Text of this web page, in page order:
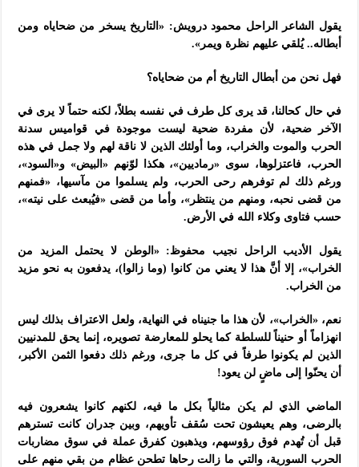
يقول الشاعر الراحل محمود درويش: «التاريخ يسخر من ضحاياه ومن
أبطاله.. يُلقي عليهم نظرة ويمر».
فهل نحن من أبطال التاريخ أم من ضحاياه؟
في حال كحالنا، قد يرى كل طرف في نفسه بطلاً، لكنه حتماً لا يرى في
الآخر ضحية، لأن مفردة ضحية ليست موجودة في قواميس سدنة
الحرب والموت والخراب، وما أولئك الذين لا ناقة لهم ولا جمل في هذه
الحرب، فاعتزلوها، سوى «رماديين»، هكذا لوّنهم «البيض» و«السود»،
ورغم ذلك لم توفرهم رحى الحرب، ولم يسلموا من مآسيها، «فمنهم
من قضى نحبه، ومنهم من ينتظر»، وأما من قضى «فيُبعث على نيته»،
حسب فتاوى وكلاء الله في الأرض.
يقول الأديب الراحل نجيب محفوظ: «الوطن لا يحتمل المزيد من
الخراب»، إلا أنَّ هذا لا يعني من كانوا (وما زالوا)، يدفعون به نحو مزيد
من الخراب.
نعم، «الخراب»، لأن هذا ما جنيناه في النهاية، ولعل الاعتراف بذلك ليس
انهزاماً أو حنيناً للسلطة كما يحلو للمعارضة تصويره، إنما يحق للمدنيين
الذين لم يكونوا طرفاً في كل ما جرى، ورغم ذلك دفعوا الثمن الأكبر،
أن يحنّوا إلى ماضٍ لن يعود!
الماضي الذي لم يكن مثالياً بكل ما فيه، لكنهم كانوا يشعرون فيه
بالرضى، وهم يعيشون تحت سُقف تأويهم، وبين جدران كانت تسترهم
قبل أن تُهدم فوق رؤوسهم، ويذهبون كفرق عملة في سوق مضاربات
الحرب السورية، والتي ما زالت رحاها تطحن عظام من بقي منهم على